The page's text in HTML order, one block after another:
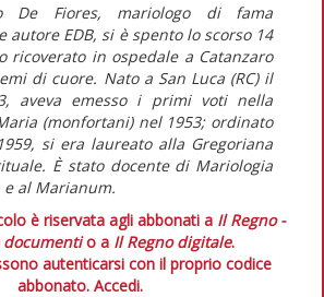
De Fiores, mariologo di fama
autore EDB, si è spento lo scorso 14
ricoverato in ospedale a Catanzaro
di cuore. Nato a San Luca (RC) il
aveva emesso i primi voti nella
(monfortani) nel 1953; ordinato
si era laureato alla Gregoriana
È stato docente di Mariologia
al Marianum.
è riservata agli abbonati a Il Regno -
o a Il Regno digitale.
autenticarsi con il proprio codice
abbonato. Accedi.